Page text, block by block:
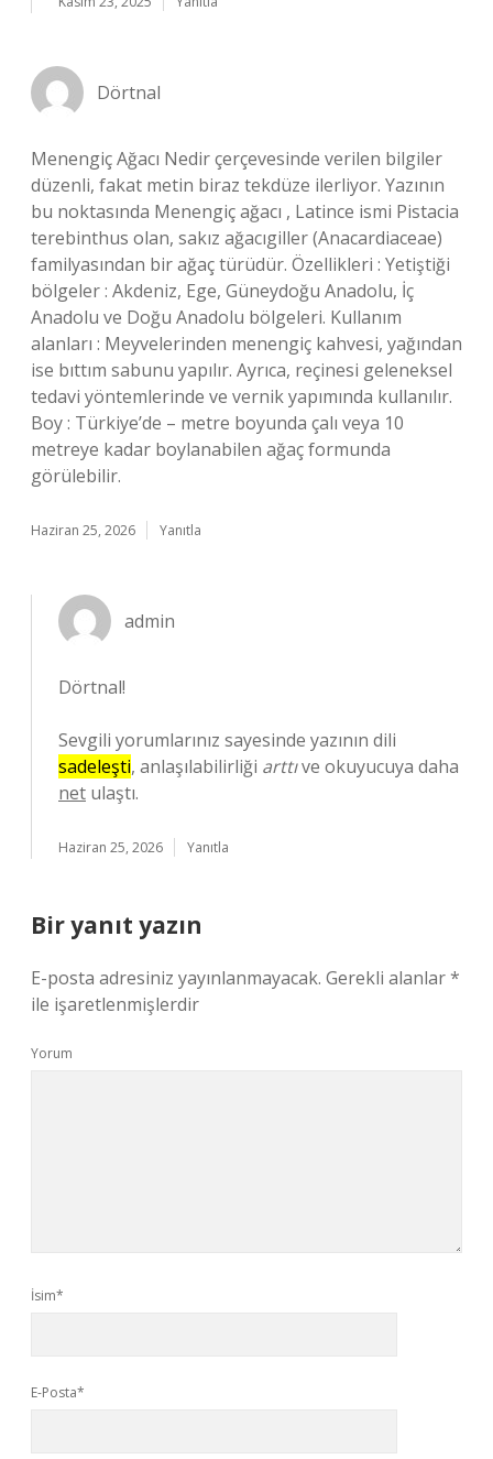
Dörtnal
Menengiç Ağacı Nedir çerçevesinde verilen bilgiler
düzenli, fakat metin biraz tekdüze ilerliyor. Yazının
bu noktasında Menengiç ağacı , Latince ismi Pistacia
terebinthus olan, sakız ağacıgiller (Anacardiaceae)
familyasından bir ağaç türüdür. Özellikleri : Yetiştiği
bölgeler : Akdeniz, Ege, Güneydoğu Anadolu, İç
Anadolu ve Doğu Anadolu bölgeleri. Kullanım
alanları : Meyvelerinden menengiç kahvesi, yağından
ise bıttım sabunu yapılır. Ayrıca, reçinesi geleneksel
tedavi yöntemlerinde ve vernik yapımında kullanılır.
Boy : Türkiye’de – metre boyunda çalı veya 10
metreye kadar boylanabilen ağaç formunda
görülebilir.
Haziran 25, 2026 Yanıtla
admin
Dörtnal!
Sevgili yorumlarınız sayesinde yazının dili
sadeleşti, anlaşılabilirliği arttıve okuyucuya daha
net ulaştı.
Haziran 25, 2026 Yanıtla
Bir yanıt yazın
E-posta adresiniz yayınlanmayacak. Gerekli alanlar*
ile işaretlenmişlerdir
Yorum
İsim*
E-Posta*